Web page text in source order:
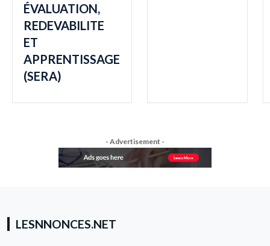
ÉVALUATION,
REDEVABILITE
ET
APPRENTISSAGE
(SERA)
- Advertisement -
LESNNONCES.NET